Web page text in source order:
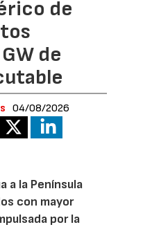
de
de
04/08/2026
a la Península
con mayor
por la